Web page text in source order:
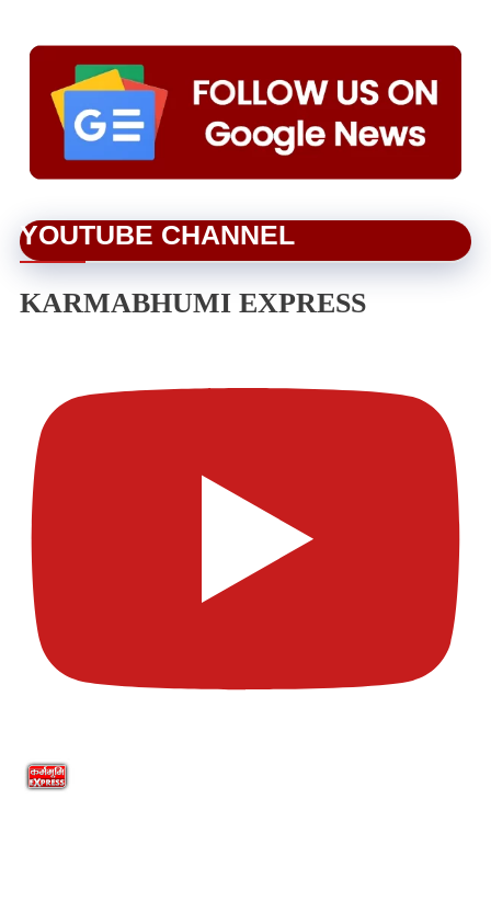
YOUTUBE CHANNEL
KARMABHUMI EXPRESS